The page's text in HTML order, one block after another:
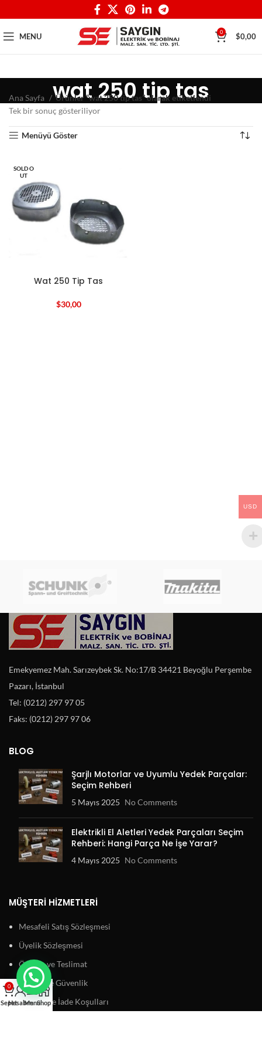
MENU 0 $0,00
wat 250 tip tas
Ana Sayfa
Ürünler “wat 250 tip tas” olarak etiketlendi
Tek bir sonuç gösteriliyor
Menüyü Göster
SOLD O
UT
Wat 250 Tip Tas
$30,00
Emekyemez Mah. Sarızeybek Sk. No:17/B 34421 Beyoğlu Perşembe
Pazarı, İstanbul
Tel: (0212) 297 97 05
Faks: (0212) 297 97 06
BLOG
Şarjlı Motorlar ve Uyumlu Yedek Parçalar:
Seçim Rehberi
5 Mayıs 2025 No Comments
Elektrikli El Aletleri Yedek Parçaları Seçim
Rehberi: Hangi Parça Ne İşe Yarar?
4 Mayıs 2025 No Comments
MÜŞTERI HIZMETLERI
Mesafeli Satış Sözleşmesi
Üyelik Sözleşmesi
Ödeme ve Teslimat
Gizlilik ve Güvenlik
Garanti ve İade Koşulları
USD
0
SepetHesabımMenuShop